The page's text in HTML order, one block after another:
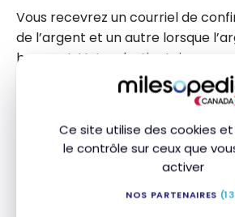
Ce site utilise des cookies
le contrôle sur ceux que
activer
NOS PARTENAIRES
Vous recevrez un courriel de
de l’argent et un autre lorsque
bon port. Votre destinataire